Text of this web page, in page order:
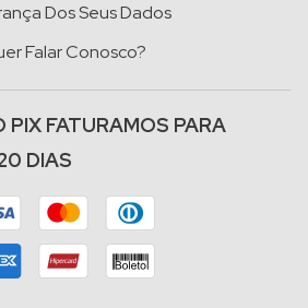
Dos Seus Dados
Falar Conosco?
PIX FATURAMOS PARA
DIAS